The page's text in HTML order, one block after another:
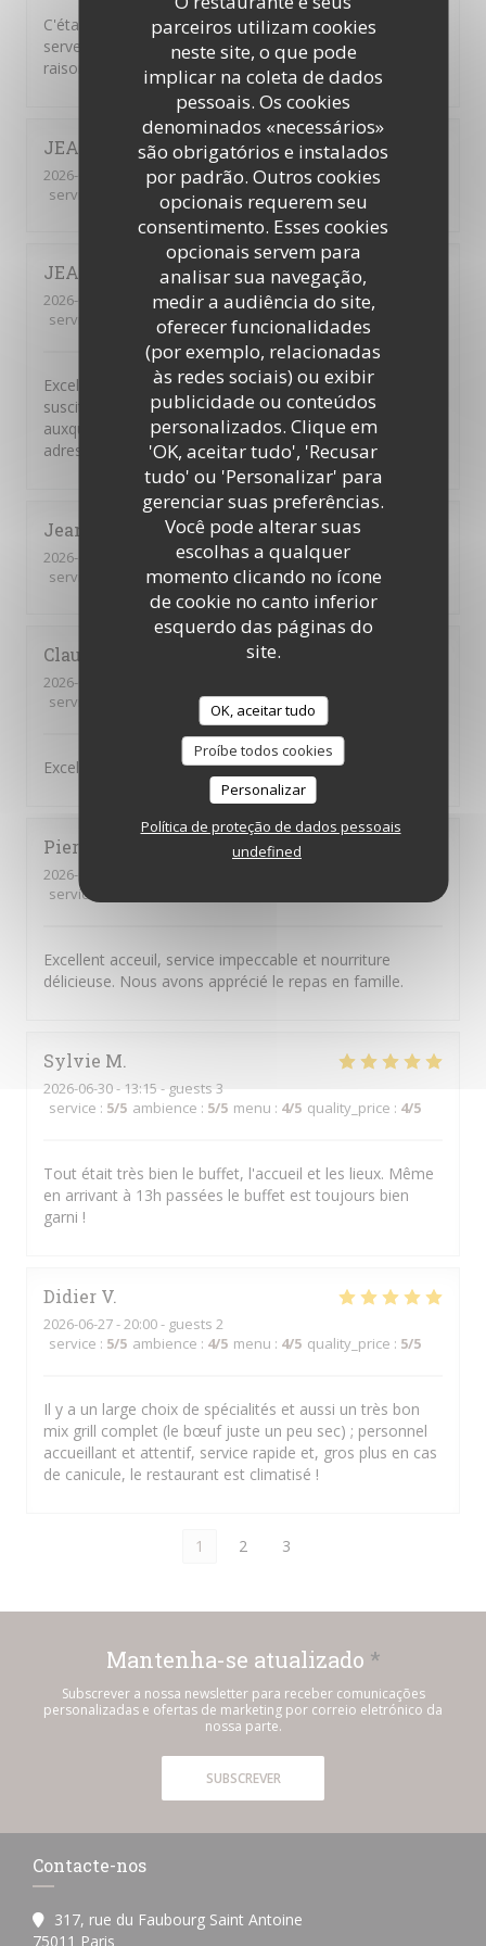
parceiros utilizam cookies
neste site, o que pode
implicar na coleta de dados
pessoais. Os cookies
denominados «necessários»
são obrigatórios e instalados
por padrão. Outros cookies
opcionais requerem seu
consentimento. Esses cookies
opcionais servem para
analisar sua navegação,
medir a audiência do site,
oferecer funcionalidades
(por exemplo, relacionadas
às redes sociais) ou exibir
publicidade ou conteúdos
personalizados. Clique em
'OK, aceitar tudo', 'Recusar
tudo' ou 'Personalizar' para
gerenciar suas preferências.
Você pode alterar suas
escolhas a qualquer
momento clicando no ícone
de cookie no canto inferior
esquerdo das páginas do
site.
OK, aceitar tudo
Proíbe todos cookies
Personalizar
Política de proteção de dados pessoais
undefined
C'était absolument délicieux.... comme d'habitude. Et le
serveur était très agréable. De plus les prix sont très
raisonnables vu la qualité.
JEAN-CHRISTOPHE M
2026-07-24
- 12:15 - guests 1
service
ambience: 5/5 menu: 5 /5 quality_price
JEAN-MARIE F
2026-07-06
- 12:30 - guests 4
service
ambience:5/5 menu:5/5 quality_price
Excellent restaurant libanais. Le buffet à volonté du midi
suscite l enthousiasme de toutes les personnes
auxquelles je propose de déjeuner à cette très bonne
adresse.
Jean-FrançoisB
2026-07-12
- 13:00 - guests 6
service
ambience:5/5 menu:5/5 quality_price
Claudie
2026-07-11
service
:4/5 menu:5/5 quality_price
Excellent mezze comme d‘habitude
Pierre
2026-07-05
service
Excellent acceuil, service impeccable et nourriture
délicieuse. Nous avons apprécié le repas en famille.
Sylvie M
2026-06-30- 13:15 - guests 3
service : 5/5 ambience : 5/5 menu : 4/5 quality_price : 4/5
Tout était très bien le buffet, l'accueil et les lieux. Même
en arrivant à 13h passées le buffet est toujours bien
garni !
Didier V
2026-06-27- 20:00 - guests 2
service : 5/5 ambience : 4/5 menu : 4/5 quality_price : 5/5
Il y a un large choix de spécialités et aussi un très bon
mix grill complet (le bœuf juste un peu sec) ; personnel
accueillant et attentif, service rapide et, gros plus en cas
de canicule, le restaurant est climatisé !
1 2 3
Mantenha-se atualizado *
Subscrever a nossa newsletter para receber comunicações
personalizadas e ofertas de marketing por correio eletrónico da
nossa parte.
SUBSCREVER
Contacte-nos
317, rue du Faubourg Saint Antoine
75011 Paris